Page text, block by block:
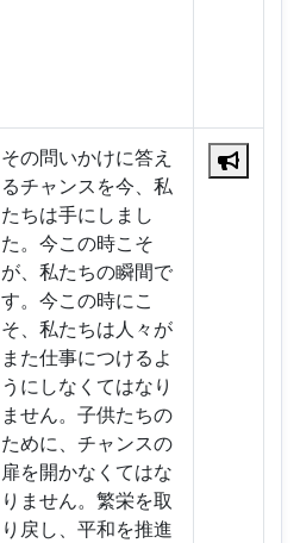
その問いかけに答え
るチャンスを今、私
たちは手にしまし
た。今この時こそ
が、私たちの瞬間で
す。今この時にこ
そ、私たちは人々が
また仕事につけるよ
うにしなくてはなり
ません。子供たちの
ために、チャンスの
扉を開かなくてはな
りません。繁栄を取
り戻し、平和を推進